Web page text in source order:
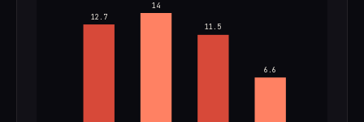
12.7
14
11.5
6.6